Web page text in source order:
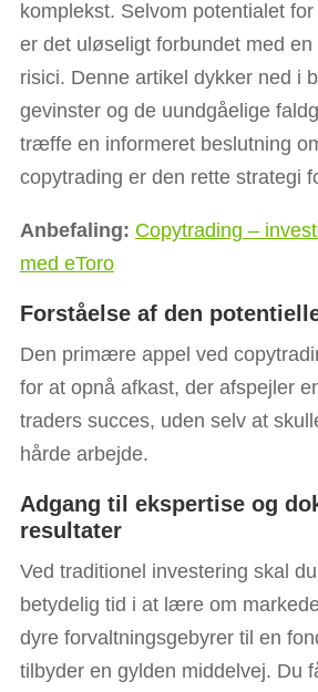
komplekst. Selvom potentialet
er det uløseligt forbundet med
risici. Denne artikel dykker ned i
gevinster og de uundgåelige
træffe en informeret beslutning
copytrading er den rette strategi
Anbefaling: Copytrading –
med eToro
Forståelse af den
Den primære appel ved
for at opnå afkast, der afspejler
traders succes, uden selv at
hårde arbejde.
Adgang til ekspertise og
resultater
Ved traditionel investering skal
betydelig tid i at lære om
dyre forvaltningsgebyrer til en
tilbyder en gylden middelvej. Du